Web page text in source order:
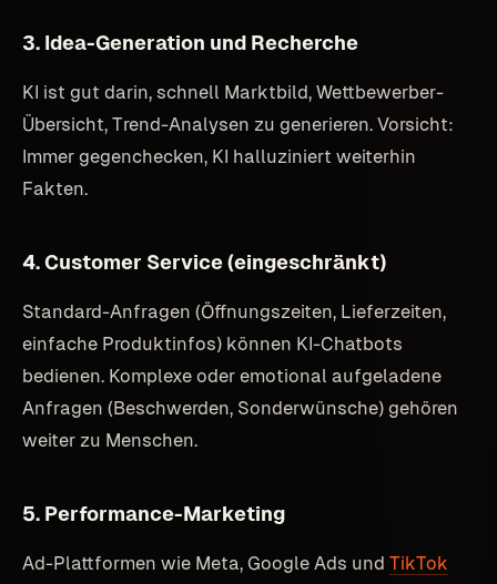
3. Idea-Generation und Recherche
KI ist gut darin, schnell Marktbild, Wettbewerber-
Übersicht, Trend-Analysen zu generieren. Vorsicht:
Immer gegenchecken, KI halluziniert weiterhin
Fakten.
4. Customer Service (eingeschränkt)
Standard-Anfragen (Öffnungszeiten, Lieferzeiten,
einfache Produktinfos) können KI-Chatbots
bedienen. Komplexe oder emotional aufgeladene
Anfragen (Beschwerden, Sonderwünsche) gehören
weiter zu Menschen.
5. Performance-Marketing
Ad-Plattformen wie Meta, Google Ads und TikTok